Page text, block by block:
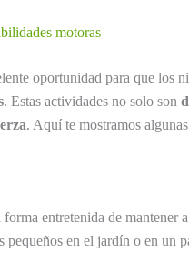
motoras
oportunidad para que los
. Estas actividades no solo son
. Aquí te mostramos
forma entretenida de mantener
pequeños en el jardín o en un